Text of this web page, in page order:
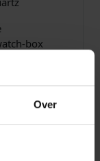
Over
box
voor heren.
bij